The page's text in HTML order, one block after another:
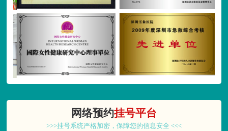
网络预约挂号平台
>>>挂号系统严格加密，保障您的信息安全 <<<